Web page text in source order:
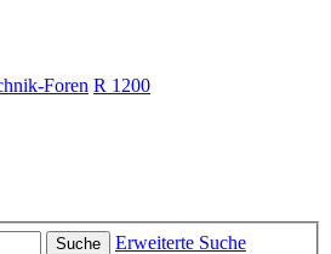
Foren R 1200
Suche
Erweiterte Suche